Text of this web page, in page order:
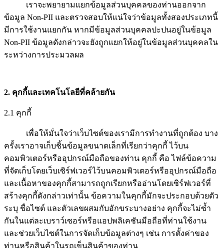
เราจะพยายามแยกข้อมูลส่วนบุคคลของท่านออกจาก
ข้อมูล Non-PII และตรวจสอบให้แน่ใจว่าข้อมูลทั้งสองประเภทนี้
มีการใช้งานแยกกัน หากมีข้อมูลส่วนบุคคลปะปนอยู่ในข้อมูล
Non-PII ข้อมูลดังกล่าวจะยังถูกแยกให้อยู่ในข้อมูลส่วนบุคคลใน
ระหว่างการประมวลผล
2. คุกกี้และเทคโนโลยีที่คล้ายกัน
2.1 คุกกี้
เพื่อให้มั่นใจว่าเว็บไซต์ของเรามีการทำงานที่ถูกต้อง บาง
ครั้งเราอาจเก็บชิ้นข้อมูลขนาดเล็กที่เรียกว่าคุกกี้ ไว้บน
คอมพิวเตอร์หรืออุปกรณ์มือถือของท่าน คุกกี้ คือ ไฟล์ข้อความ
ที่จัดเก็บโดยเว็บเซิร์ฟเวอร์ไว้บนคอมพิวเตอร์หรืออุปกรณ์มือถือ
และเนื้อหาของคุกกี้สามารถถูกเรียกหรืออ่านโดยเซิร์ฟเวอร์ที่
สร้างคุกกี้ดังกล่าวเท่านั้น ข้อความในคุกกี้มักจะประกอบด้วยตัว
ระบุ ชื่อไซต์ และตัวเลขผสมกับอักขระบางอย่าง คุกกี้จะไม่ซ้ำ
กันในแต่ละเบราว์เซอร์หรือแอปพลิเคชันมือถือที่ท่านใช้งาน
และช่วยเว็บไซต์ในการจัดเก็บข้อมูลต่างๆ เช่น การตั้งค่าของ
ท่านหรือสินค้าในรถเข็นสินค้าของท่าน